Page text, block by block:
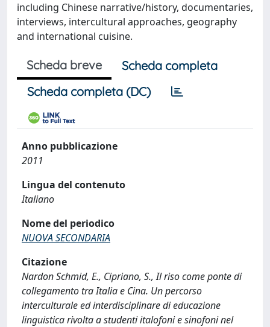
including Chinese narrative/history, documentaries,
interviews, intercultural approaches, geography
and international cuisine.
Scheda breve
Scheda completa
Scheda completa (DC)
Anno pubblicazione
2011
Lingua del contenuto
Italiano
Nome del periodico
NUOVA SECONDARIA
Citazione
Nardon Schmid, E., Cipriano, S., Il riso come ponte di
collegamento tra Italia e Cina. Un percorso
interculturale ed interdisciplinare di educazione
linguistica rivolta a studenti italofoni e sinofoni nel